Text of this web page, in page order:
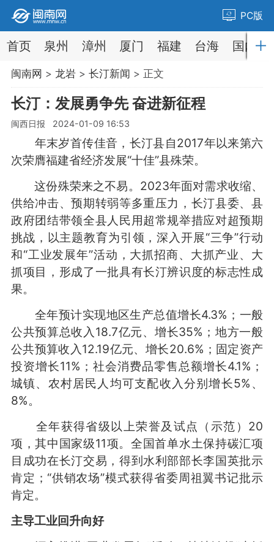
PC版
首页 泉州 漳州 厦门 福建 台海 国内
闽南网 > 龙岩> 长汀新闻 > 正文
长汀：发展勇争先 奋进新征程
闽西日报 2024-01-09 16:53
年末岁首传佳音，长汀县自2017年以来第六
次荣膺福建省经济发展“十佳”县殊荣。
这份殊荣来之不易。2023年面对需求收缩、
供给冲击、预期转弱等多重压力，长汀县委、县
政府团结带领全县人民用超常规举措应对超预期
挑战，以主题教育为引领，深入开展“三争”行动
和“工业发展年”活动，大抓招商、大抓产业、大
抓项目，形成了一批具有长汀辨识度的标志性成
果。
全年预计实现地区生产总值增长4.3%；一般
公共预算总收入18.7亿元、增长35%；地方一般
公共预算收入12.19亿元、增长20.6%；固定资产
投资增长11%；社会消费品零售总额增长4.1%；
城镇、农村居民人均可支配收入分别增长5%、
8%。
全年获得省级以上荣誉及试点（示范）20
项，其中国家级11项。全国首单水土保持碳汇项
目成功在长汀交易，得到水利部部长李国英批示
肯定；“供销农场”模式获得省委周祖翼书记批示
肯定。
主导工业回升向好